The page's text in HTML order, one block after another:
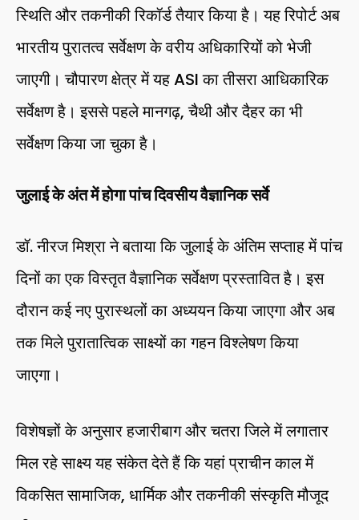
स्थिति और तकनीकी रिकॉर्ड तैयार किया है। यह रिपोर्ट अब
भारतीय पुरातत्व सर्वेक्षण के वरीय अधिकारियों को भेजी
जाएगी। चौपारण क्षेत्र में यह ASI का तीसरा आधिकारिक
सर्वेक्षण है। इससे पहले मानगढ़, चैथी और दैहर का भी
सर्वेक्षण किया जा चुका है।
जुलाई के अंत में होगा पांच दिवसीय वैज्ञानिक सर्वे
डॉ. नीरज मिश्रा ने बताया कि जुलाई के अंतिम सप्ताह में पांच
दिनों का एक विस्तृत वैज्ञानिक सर्वेक्षण प्रस्तावित है। इस
दौरान कई नए पुरास्थलों का अध्ययन किया जाएगा और अब
तक मिले पुरातात्विक साक्ष्यों का गहन विश्लेषण किया
जाएगा।
विशेषज्ञों के अनुसार हजारीबाग और चतरा जिले में लगातार
मिल रहे साक्ष्य यह संकेत देते हैं कि यहां प्राचीन काल में
विकसित सामाजिक, धार्मिक और तकनीकी संस्कृति मौजूद